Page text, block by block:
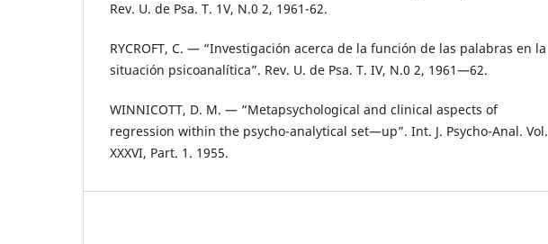
Rev. U. de Psa. T. 1V, N.0 2, 1961-62.
RYCROFT, C. — “Investigación acerca de la función de las palabras en la
situación psicoanalítica”. Rev. U. de Psa. T. IV, N.0 2, 1961—62.
WINNICOTT, D. M. — “Metapsychological and clinical aspects of
regression within the psycho-analytical set—up”. Int. J. Psycho-Anal. Vol.
XXXVI, Part. 1. 1955.